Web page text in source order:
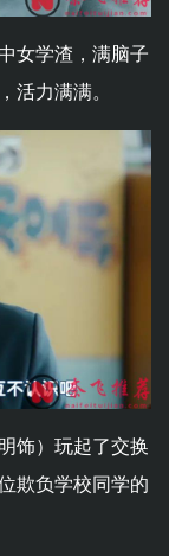
女学渣，满脑子
活力满满。
饰）玩起了交换
欺负学校同学的